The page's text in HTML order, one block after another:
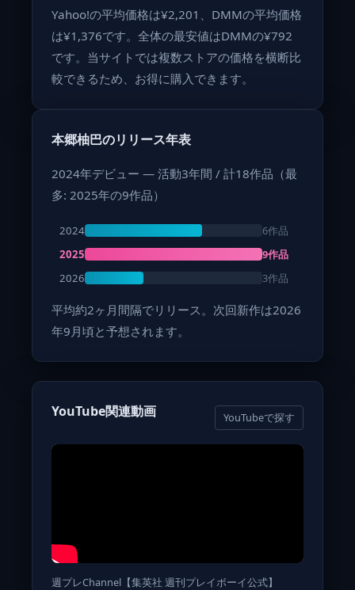
Yahoo!の平均価格は¥2,201、DMMの平均価格
は¥1,376です。全体の最安値はDMMの¥792
です。当サイトでは複数ストアの価格を横断比
較できるため、お得に購入できます。
本郷柚巴のリリース年表
2024年デビュー — 活動3年間 / 計18作品（最
多: 2025年の9作品）
2024
6作品
2025
9作品
2026
3作品
平均約2ヶ月間隔でリリース。次回新作は2026
年9月頃と予想されます。
YouTube関連動画 YouTubeで探す
週プレChannel【集英社 週刊プレイボーイ公式】